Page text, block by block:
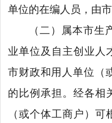
单位的在编人员 ，由
（二）属本市生
业单位及自主创业人
市财政和用人单位（
的比例承担。经各相
（或个体工商户）